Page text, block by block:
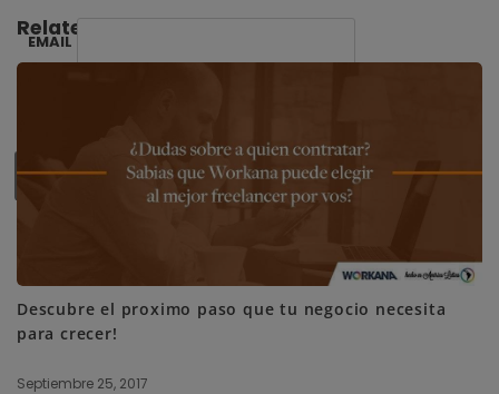
EMAIL
SUBSCRIBE ME
Related Posts:
Descubre el proximo paso que tu negocio necesita
para crecer!
Septiembre 25, 2017